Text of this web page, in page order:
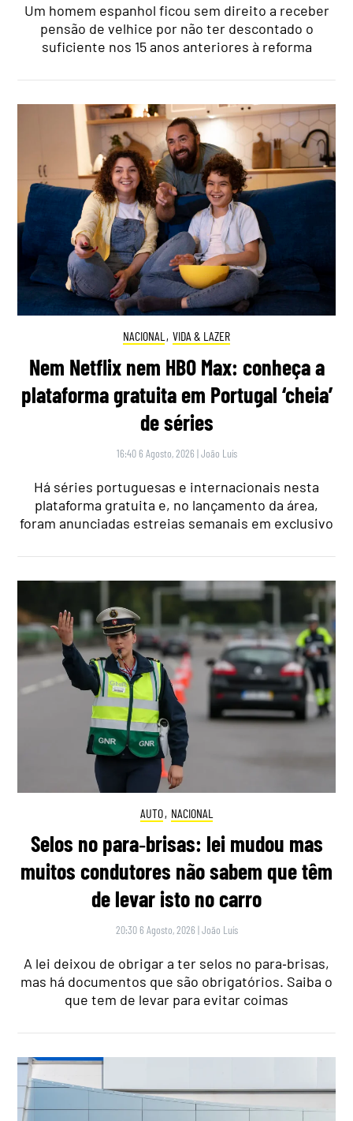
Um homem espanhol ficou sem direito a receber
pensão de velhice por não ter descontado o
suficiente nos 15 anos anteriores à reforma
NACIONAL , VIDA & LAZER
Nem Netflix nem HBO Max: conheça a
plataforma gratuita em Portugal ‘cheia’
de séries
16:40 6 Agosto, 2026 |João Luís
Há séries portuguesas e internacionais nesta
plataforma gratuita e, no lançamento da área,
foram anunciadas estreias semanais em exclusivo
AUTO, NACIONAL
Selos no para‑brisas: lei mudou mas
muitos condutores não sabem que têm
de levar isto no carro
20:30 6 Agosto, 2026 |João Luís
A lei deixou de obrigar a ter selos no para‑brisas,
mas há documentos que são obrigatórios. Saiba o
que tem de levar para evitar coimas